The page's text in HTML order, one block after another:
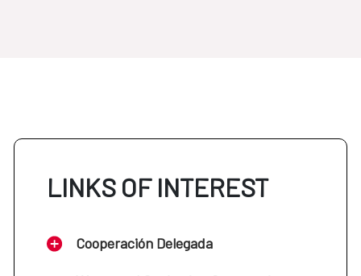
LINKS OF INTEREST
Cooperación Delegada